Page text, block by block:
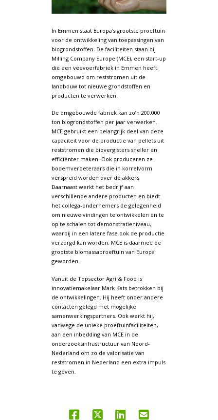
In Emmen staat Europa’s grootste proeftuin
voor de ontwikkeling van toepassingen van
biogrondstoffen. De faciliteiten staan bij
Milling Company Europe (MCE), een start-up
die een veevoerfabriek in Emmen heeft
omgebouwd om reststromen uit de
landbouw tot nieuwe grondstoffen en
producten te verwerken.
De omgebouwde fabriek kan zo’n 200.000
ton biogrondstoffen per jaar verwerken.
MCE gebruikt een belangrijk deel van deze
capaciteit voor de productie van pellets uit
reststromen die biovergisters sneller en
efficiënter maken. Ook produceren ze
bodemverbeteraars die in korrelvorm
verspreid worden over de akkers.
Daarnaast werkt het bedrijf aan
verschillende andere producten en biedt
het collega-ondernemers de gelegenheid
om nieuwe vindingen te ontwikkelen en te
op te schalen tot demonstratieniveau,
waarbij in een latere fase ook de productie
verzorgd kan worden. MCE is daarmee de
grootste biomassaproeftuin van Europa
geworden.
Vanuit de Topsector Agri & Food is
innovatiemakelaar Mark Kats betrokken bij
de ontwikkelingen. Hij heeft onder andere
contacten gelegd met mogelijke
samenwerkingspartners. Ook werkt hij,
vanwege de unieke proeftuinfaciliteiten,
aan een inbedding van MCE in de
onderzoeksinfrastructuur van Noord-
Nederland om zo de valorisatie van
reststromen in Nederland een extra impuls
te geven.